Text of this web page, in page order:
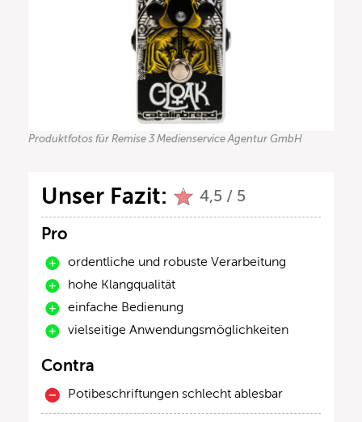
Produktfotos für Remise 3 Medienservice Agentur GmbH
Unser Fazit: 4,5 / 5
Pro
ordentliche und robuste Verarbeitung
hohe Klangqualität
einfache Bedienung
vielseitige Anwendungsmöglichkeiten
Contra
Potibeschriftungen schlecht ablesbar